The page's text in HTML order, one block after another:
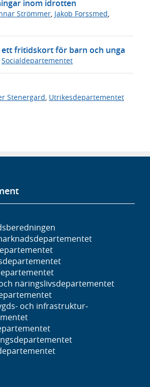
inom idrotten
Strömmer, Jakob Forssmed,
fritidskort för barn och unga
Socialdepartementet
Stenergard, Utrikesdepartementet
näringslivs­departementet
och infrastruktur­